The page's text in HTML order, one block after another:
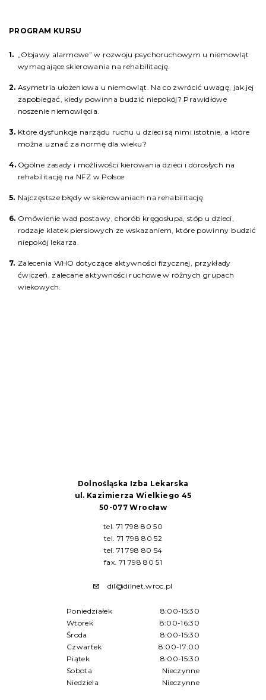
PROGRAM KURSU
„Objawy alarmowe” w rozwoju psychoruchowym u niemowląt
wymagające skierowania na rehabilitację.
Asymetria ułożeniowa u niemowląt. Na co zwrócić uwagę, jak jej
zapobiegać, kiedy powinna budzić niepokój? Prawidłowe
noszenie niemowlęcia.
Które dysfunkcje narządu ruchu u dzieci są nimi istotnie, a które
można uznać za normę dla wieku?
Ogólne zasady i możliwości kierowania dzieci i dorosłych na
rehabilitację na NFZ w Polsce
Najczęstsze błędy w skierowaniach na rehabilitację.
Omówienie wad postawy, chorób kręgosłupa, stóp u dzieci,
rodzaje klatek piersiowych ze wskazaniem, które powinny budzić
niepokój lekarza.
Zalecenia WHO dotyczące aktywności fizycznej, przykłady
ćwiczeń, zalecane aktywności ruchowe w różnych grupach
wiekowych.
Dolnośląska Izba Lekarska
ul. Kazimierza Wielkiego 45
50-077 Wrocław
tel. 71 798 80 50
tel. 71 798 80 52
tel. 71 798 80 54
fax. 71 798 80 51
dil@dilnet.wroc.pl
Poniedziałek
8:00-15:30
Wtorek
8:00-16:30
Środa
8:00-15:30
Czwartek
8:00-17:00
Piątek
8:00-15:30
Sobota
Nieczynne
Niedziela
Nieczynne